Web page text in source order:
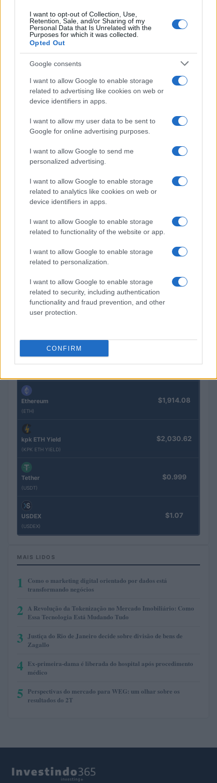
I want to opt-out of Collection, Use,
Retention, Sale, and/or Sharing of my
Personal Data that Is Unrelated with the
Purposes for which it was collected.
Opted Out
Google consents
I want to allow Google to enable storage
related to advertising like cookies on web or
device identifiers in apps.
I want to allow my user data to be sent to
Google for online advertising purposes.
I want to allow Google to send me
personalized advertising.
I want to allow Google to enable storage
related to analytics like cookies on web or
device identifiers in apps.
I want to allow Google to enable storage
related to functionality of the website or app.
I want to allow Google to enable storage
related to personalization.
I want to allow Google to enable storage
related to security, including authentication
functionality and fraud prevention, and other
user protection.
CONFIRM
Brent cai 8.3% e arrasta petróleo e ouro para baixo
Rafael Oliveira · 7 ago 2026
COTAÇÕES CRYPTO
(KBTC)
(PAXG)
$0.022
kpk ETH Prime
(KPK ETH PRIME)
$2,034.90
Bitcoin
Ethereum
(ETH)
$1,914.08
kpk ETH Yield
(KPK ETH YIELD)
$2,030.62
Tether
(USDT)
$0.999
USDEX
(USDEX)
$1.07
MAIS LIDOS
1
Como o marketing digital orientado por dados está
transformando negócios
2 A Revolução da Tokenização no Mercado Imobiliário: Como
Essa Tecnologia Está Mudando Tudo
3
Justiça do Rio de Janeiro decide sobre divisão de bens de
Zagallo
4 Ex-primeira-dama é liberada do hospital após procedimento
médico
5 Perspectivas do mercado para WEG: um olhar sobre os
resultados do 2T